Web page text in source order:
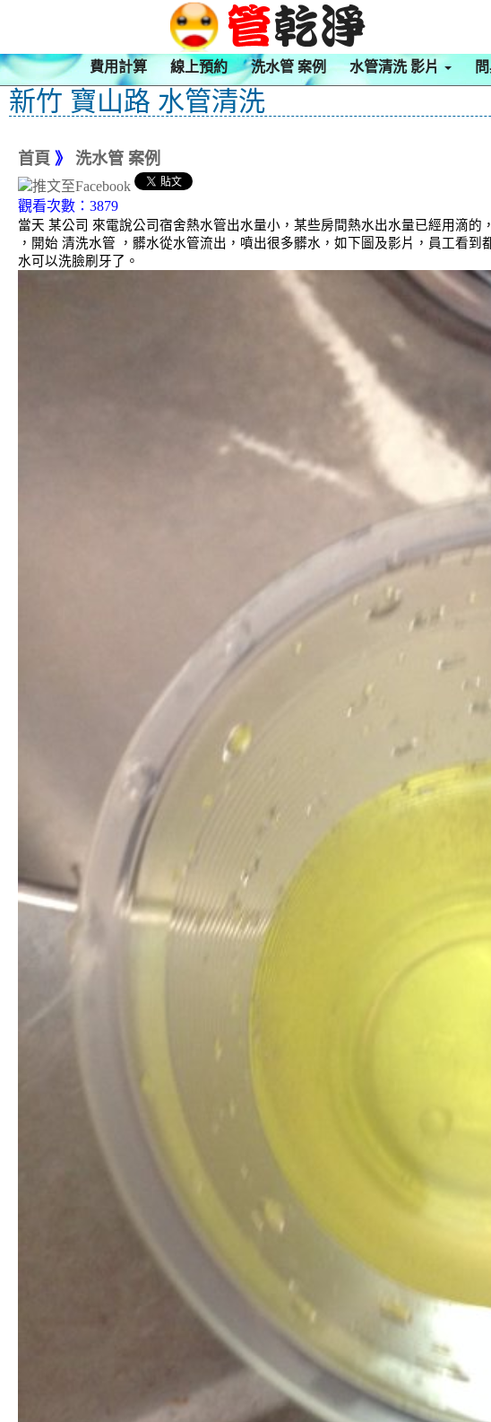
費用計算 線上預約 洗水管 案例 水管清洗 影片
新竹 寶山路 水管清洗
首頁 》 洗水管 案例
觀看次數：3879
當天 某公司 來電說公司宿舍熱水管出水量小，某些房間熱水出水量已經用滴
，開始 清洗水管 ，髒水從水管流出，噴出很多髒水，如下圖及影片，員工看
水可以洗臉刷牙了。